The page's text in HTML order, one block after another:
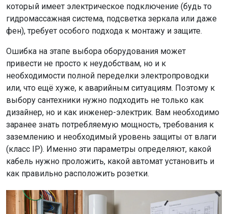
который имеет электрическое подключение (будь то
гидромассажная система, подсветка зеркала или даже
фен), требует особого подхода к монтажу и защите.
Ошибка на этапе выбора оборудования может
привести не просто к неудобствам, но и к
необходимости полной переделки электропроводки
или, что ещё хуже, к аварийным ситуациям. Поэтому к
выбору сантехники нужно подходить не только как
дизайнер, но и как инженер-электрик. Вам необходимо
заранее знать потребляемую мощность, требования к
заземлению и необходимый уровень защиты от влаги
(класс IP). Именно эти параметры определяют, какой
кабель нужно проложить, какой автомат установить и
как правильно расположить розетки.